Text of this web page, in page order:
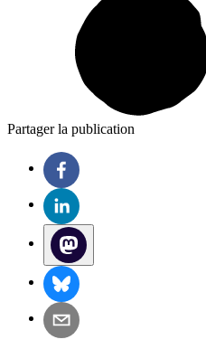
Partager la publication